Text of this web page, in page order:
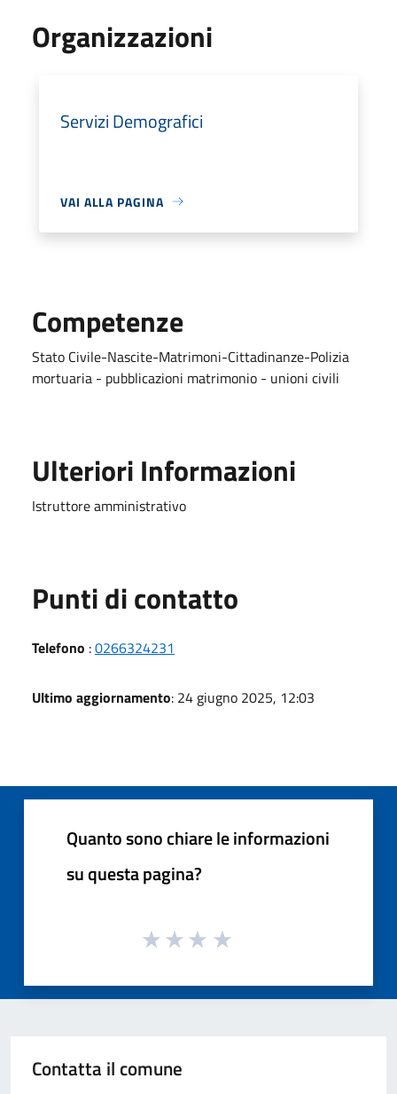
Organizzazioni
Servizi Demografici
VAI ALLA PAGINA
Competenze
Stato Civile-Nascite-Matrimoni-Cittadinanze-Polizia
mortuaria - pubblicazioni matrimonio - unioni civili
Ulteriori Informazioni
Istruttore amministrativo
Punti di contatto
Telefono :0266324231
Ultimo aggiornamento: 24 giugno 2025, 12:03
Quanto sono chiare le informazioni
su questa pagina?
Contatta il comune